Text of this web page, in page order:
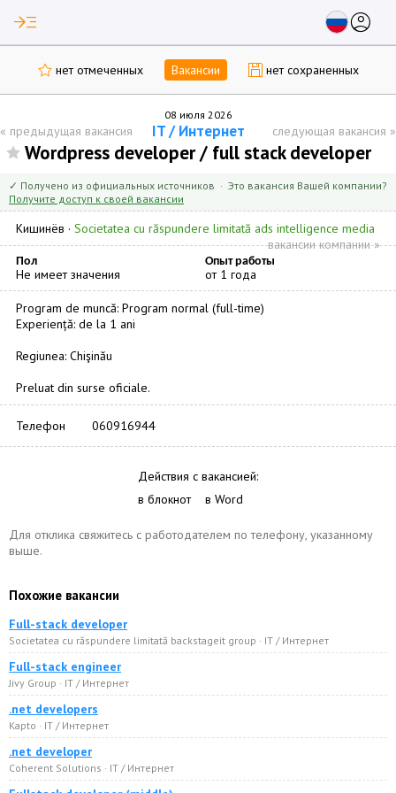
read_more account_circle
нет отмеченных Вакансии нет сохраненных
08 июля 2026
« предыдущая вакансия IT / Интернет следующая вакансия »
Wordpress developer / full stack developer
✓ Получено из официальных источников · Это вакансия Вашей компании?
Получите доступ к своей вакансии
Кишинёв · Societatea cu răspundere limitată ads intelligence media
вакансии компании »
Пол Опыт работы
Не имеет значения от 1 года
Program de muncă: Program normal (full-time)
Experiență: de la 1 ani
Regiunea: Chişinău
Preluat din surse oficiale.
Телефон 060916944
Действия с вакансией:
в блокнот
в Word
Для отклика свяжитесь с работодателем по телефону, указанному
выше.
Похожие вакансии
Full-stack developer
Societatea cu răspundere limitată backstageit group · IT / Интернет
Full-stack engineer
Jivy Group · IT / Интернет
.net developers
Kapto · IT / Интернет
.net developer
Coherent Solutions · IT / Интернет